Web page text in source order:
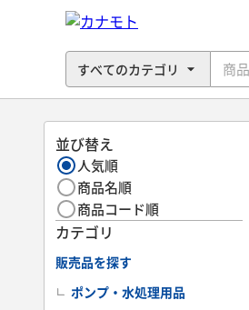
並び替え
人気順
商品名順
商品コード順
カテゴリ
販売品を探す
ポンプ・水処理用品